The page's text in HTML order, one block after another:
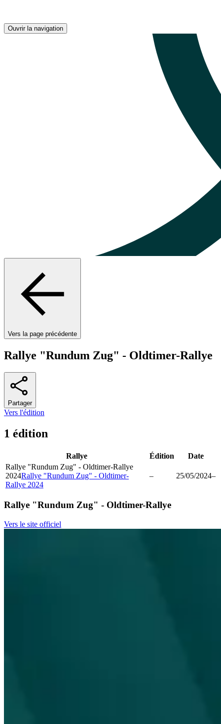
Ouvrir la navigation
Vers la page précédente
Rallye "Rundum Zug" - Oldtimer-Rallye
Partager
Vers l'édition
1 édition
Rallye Édition
Date
Rallye "Rundum Zug" - Oldtimer-Rallye
2024Rallye "Rundum Zug" - Oldtimer-
Rallye 2024
– 25/05/2024–
Rallye "Rundum Zug" - Oldtimer-Rallye
Vers le site officiel